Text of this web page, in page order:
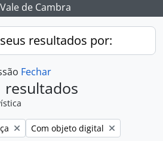
de Cambra
resultados por:
Fechar
resultados
filtro:Remover filtro:
Com objeto digital